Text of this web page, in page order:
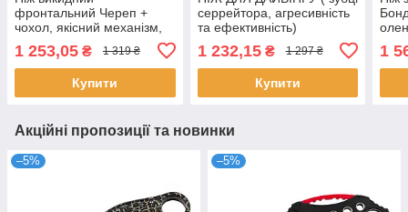
фронтальний Череп +
чохол, якісний механізм,
1 253,05 ₴ 1 319 ₴
Купити
серрейтора, агресивність
та ефективність)
1 232,15₴ 1 297 ₴
Купити
1
Акційні пропозиції та новинки
–5% –5%